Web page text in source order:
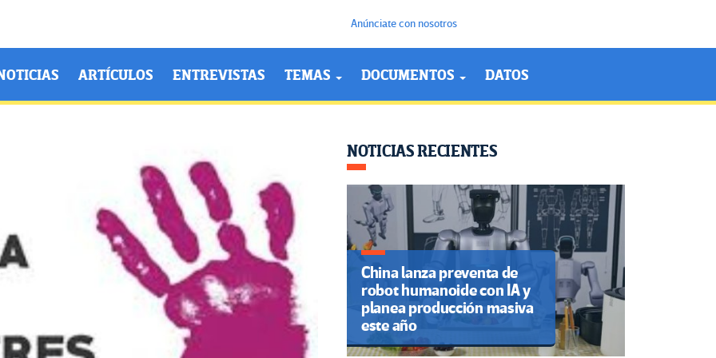
Anúnciate con nosotros
ARTÍCULOS ENTREVISTAS TEMAS DOCUMENTOS DATOS
NOTICIAS RECIENTES
China lanza preventa de
robot humanoide con IA y
planea producción masiva
este año